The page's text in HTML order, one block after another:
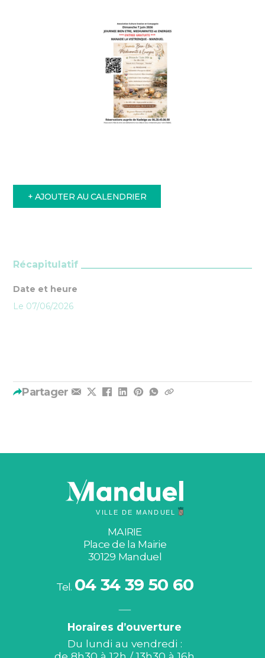
+ AJOUTER AU CALENDRIER
Récapitulatif
Date et heure
Le 07/06/2026
Partager
MAIRIE
Place de la Mairie
30129 Manduel
Tel. 04 34 39 50 60
Horaires d’ouverture
Du lundi au vendredi :